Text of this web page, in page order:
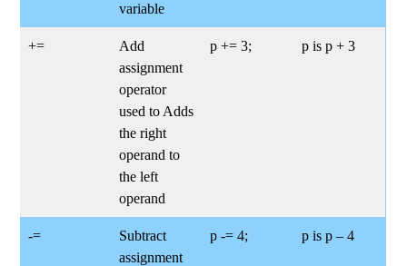
variable
+=
Add
assignment
operator
used to Adds
the right
operand to
the left
operand
p += 3; p is p + 3
-=
Subtract
assignment
p -= 4; p is p – 4